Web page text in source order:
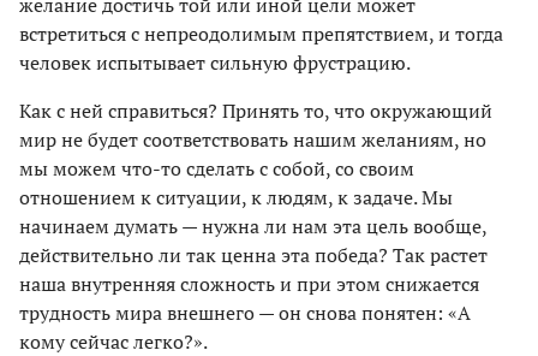
встретиться с непреодолимым препятствием, и тогда
человек испытывает сильную фрустрацию.
Как с ней справиться? Принять то, что окружающий
мир не будет соответствовать нашим желаниям, но
мы можем что-то сделать с собой, со своим
отношением к ситуации, к людям, к задаче. Мы
начинаем думать — нужна ли нам эта цель вообще,
действительно ли так ценна эта победа? Так растет
наша внутренняя сложность и при этом снижается
трудность мира внешнего — он снова понятен: «А
кому сейчас легко?».